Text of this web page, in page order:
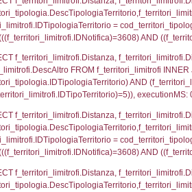
d1_controlli.UntAmmTerr
sql: SELECT * FROM
sql: SELECT * FROM
sql: SELECT Ispezione,
'%d/%m/%Y') as
executionMS:
sql: SELECT Ispezione,